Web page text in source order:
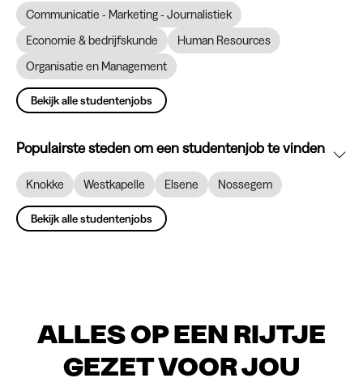
Communicatie - Marketing - Journalistiek
Economie & bedrijfskunde
Human Resources
Organisatie en Management
Bekijk alle studentenjobs
Populairste steden om een studentenjob te vinden
Knokke Westkapelle Elsene Nossegem
Bekijk alle studentenjobs
ALLES OP EEN RIJTJE
GEZET VOOR JOU